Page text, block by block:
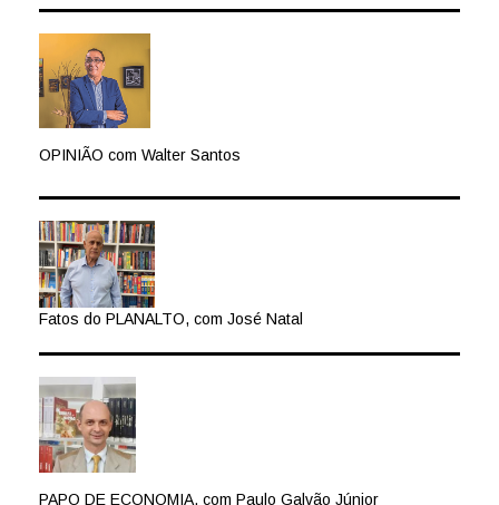
OPINIÃO com Walter Santos
Fatos do PLANALTO, com José Natal
PAPO DE ECONOMIA, com Paulo Galvão Júnior